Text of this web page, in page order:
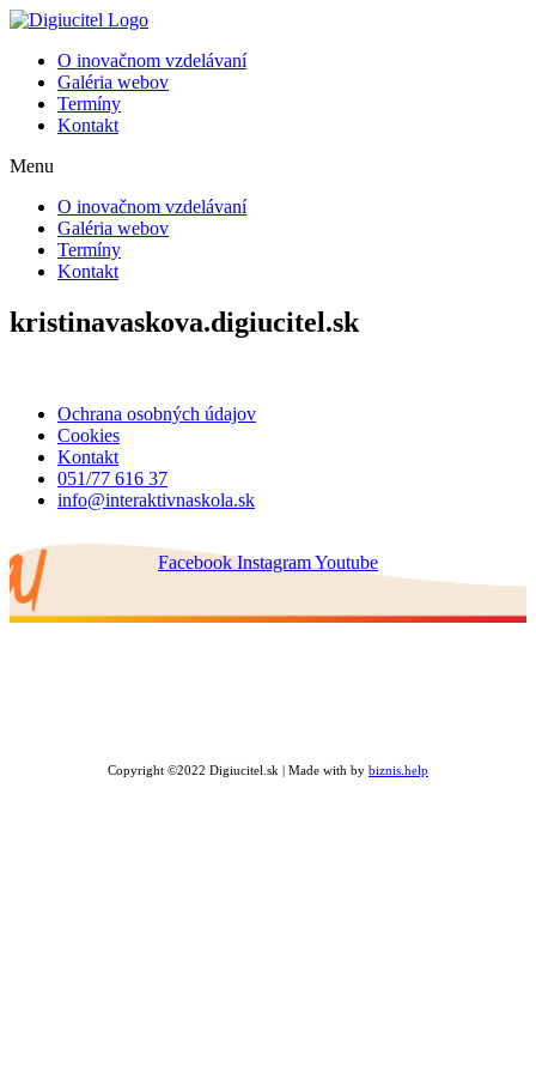
Preskočiť
obsah
O inovačnom vzdelávaní
Galéria webov
Termíny
Kontakt
Menu
O inovačnom vzdelávaní
Galéria webov
Termíny
Kontakt
kristinavaskova.digiucitel.sk
Ochrana osobných údajov
Cookies
Kontakt
051/77 616 37
info@interaktivnaskola.sk
Facebook InstagramYoutube
Copyright ©2022 Digiucitel.sk | Made with by biznis.help